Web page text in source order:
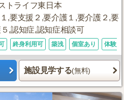
トライフ東日本
,要支援２,要介護１,要介護２,要
,認知症,認知症相談可
終身利用可 築浅 個室あり 体験入
施設見学する(無料)